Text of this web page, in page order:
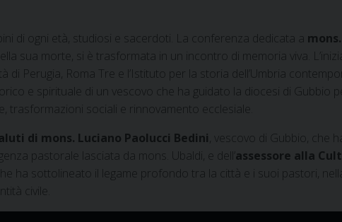
di ogni età, studiosi e sacerdoti. La conferenza dedicata a
sua morte, si è trasformata in un incontro di memoria viva.
di Perugia, Roma Tre e l’Istituto per la storia dell’Umbria
e spirituale di un vescovo che ha guidato la diocesi di Gubbio
trasformazioni sociali e rinnovamento ecclesiale.
di mons. Luciano Paolucci Bedini , vescovo di Gubbio, che
pastorale lasciata da mons. Ubaldi, e dell’assessore alla
che ha sottolineato il legame profondo tra la città e i suoi pastori,
civile.